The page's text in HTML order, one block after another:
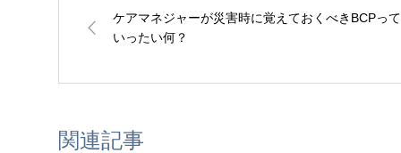
ケアマネジャーが災害時に覚えておくべきBCPって
いったい何？
関連記事